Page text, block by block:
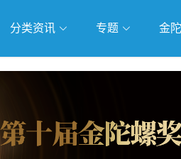
分类资讯 专题
人工智能 武侠游戏 独立游戏
金